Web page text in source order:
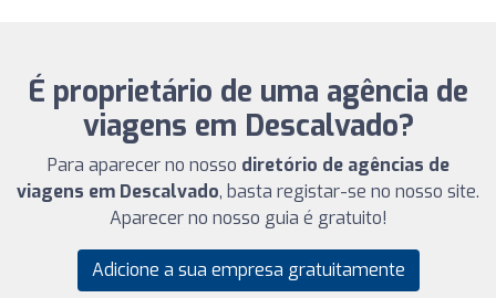
É proprietário de uma agência de
viagens em Descalvado?
Para aparecer no nosso diretório de agências de
viagens em Descalvado, basta registar-se no nosso site.
Aparecer no nosso guia é gratuito!
Adicione a sua empresa gratuitamente